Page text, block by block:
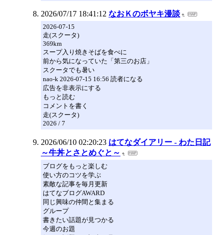
2026/07/17 18:41:12 なおＫのボヤキ漫談
2026-07-15
走(スクータ)
369km
スープ入り焼きそばを食べに
前から気になっていた「第三のお店」
スクータでも暑い
nao-k 2026-07-15 16:56 読者になる
広告を非表示にする
もっと読む
コメントを書く
走(スクータ)
2026 / 7
2026/06/10 02:20:23 はてなダイアリー - わた日記
～牛丼とさとめぐと～
ブログをもっと楽しむ
使い方のコツを学ぶ
素敵な記事を毎月更新
はてなブログAWARD
同じ興味の仲間と集まる
グループ
書きたい話題が見つかる
今週のお題